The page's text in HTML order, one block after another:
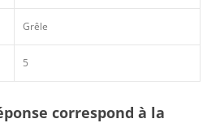
Grêle
5
correspond à la